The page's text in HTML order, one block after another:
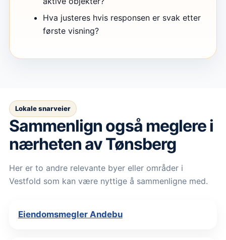
Hva justeres hvis responsen er svak etter
første visning?
Lokale snarveier
Sammenlign også meglere i
nærheten av Tønsberg
Her er to andre relevante byer eller områder i
Vestfold som kan være nyttige å sammenligne med.
Eiendomsmegler Andebu